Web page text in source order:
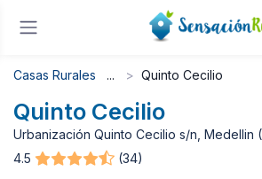
Casas Rurales Quinto Cecilio
Quinto Cecilio
Urbanización Quinto Cecilio s/n, Medellin
4.5
(34)